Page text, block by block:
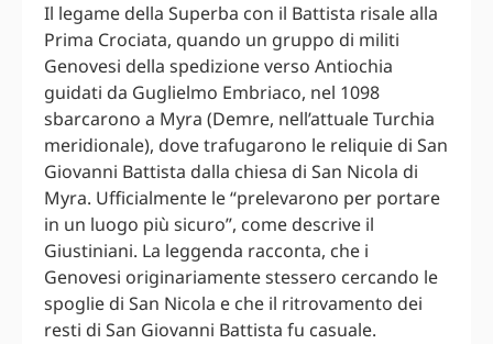
Il legame della Superba con il Battista risale alla
Prima Crociata, quando un gruppo di militi
Genovesi della spedizione verso Antiochia
guidati da Guglielmo Embriaco, nel 1098
sbarcarono a Myra (Demre, nell’attuale Turchia
meridionale), dove trafugarono le reliquie di San
Giovanni Battista dalla chiesa di San Nicola di
Myra. Ufficialmente le “prelevarono per portare
in un luogo più sicuro”, come descrive il
Giustiniani. La leggenda racconta, che i
Genovesi originariamente stessero cercando le
spoglie di San Nicola e che il ritrovamento dei
resti di San Giovanni Battista fu casuale.